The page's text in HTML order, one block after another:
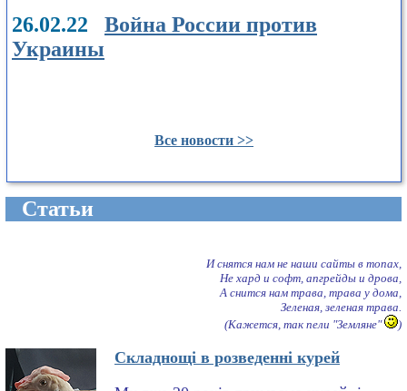
26.02.22 Война России против
Украины
Все новости >>
Cтатьи
И снятся нам не наши сайты в топах,
Не хард и софт, апгрейды и дрова,
А снится нам трава, трава у дома,
Зеленая, зеленая трава.
(Кажется, так пели "Земляне"
)
Складнощі в розведенні курей